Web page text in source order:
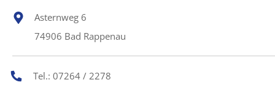
Asternweg 6
74906 Bad Rappenau
Tel.: 07264 / 2278